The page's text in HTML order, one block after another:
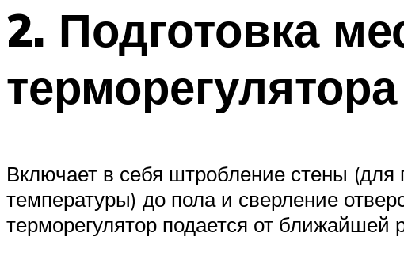
2. Подготовка
терморегулятора
Включает в себя штробление стены (для
температуры) до пола и сверление
терморегулятор подается от ближайшей